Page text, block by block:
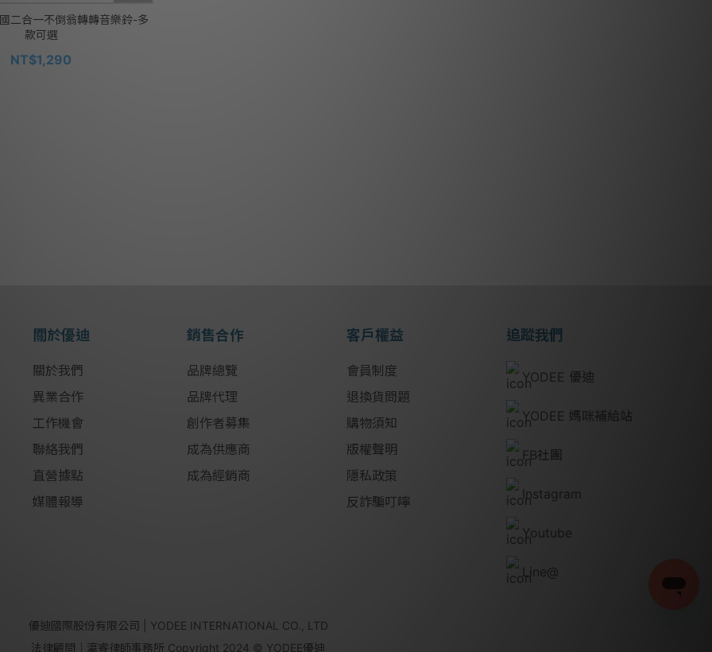
二合一不倒翁轉轉音樂鈴-多
款可選
NT$1,290
關於優迪
關於我們
異業合作
工作機會
聯絡我們
直營據點
媒體報導
銷售合作
品牌總覽
品牌代理
創作者募集
成為供應商
成為經銷商
客戶權益
會員制度
退換貨問題
購物須知
版權聲明
隱私政策
反詐騙叮嚀
追蹤我們
YODEE 優迪
YODEE 媽咪補給站
FB社團
Instagram
Youtube
Line@
優迪國際股份有限公司 | YODEE INTERNATIONAL CO., LTD
法律顧問｜瀛睿律師事務所 Copyright 2024 © YODEE優迪